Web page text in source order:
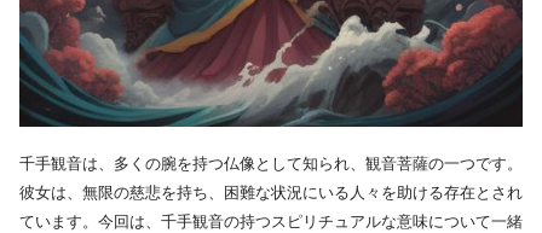
千手観音は、多くの腕を持つ仏像として知られ、観音菩薩の一つです。
彼女は、無限の慈悲を持ち、困難な状況にいる人々を助ける存在とされ
ています。今回は、千手観音の持つスピリチュアルな意味について一緒